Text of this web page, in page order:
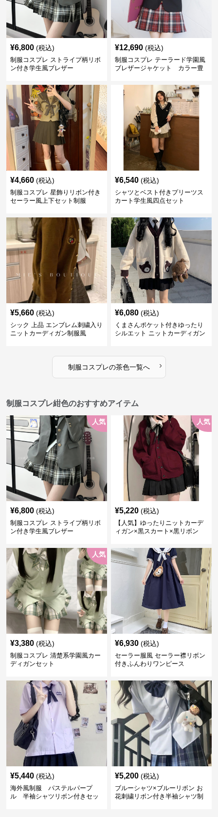
¥6,800 (税込)
制服コスプレ ストライプ柄リボ
ン付き学生風ブレザー
¥12,690 (税込)
制服コスプレ テーラード学園風
ブレザージャケット カラー豊
¥4,660 (税込)
制服コスプレ 星飾りリボン付き
セーラー風上下セット制服
¥6,540 (税込)
シャツとベスト付きプリーツス
カート学生風四点セット
¥5,660 (税込)
シック 上品 エンブレム刺繍入り
ニットカーディガン制服風
¥6,080 (税込)
くまさんポケット付きゆったり
シルエット ニットカーディガン
制服コスプレの茶色一覧へ ›
制服コスプレ紺色のおすすめアイテム
人気
¥6,800 (税込)
制服コスプレ ストライプ柄リボ
ン付き学生風ブレザー
人気
¥5,220 (税込)
【人気】ゆったりニットカーデ
ィガン×黒スカート×黒リボン
人気
¥3,380 (税込)
制服コスプレ 清楚系学園風カー
ディガンセット
¥6,930 (税込)
セーラー服風 セーラー襟リボン
付きふんわりワンピース
¥5,440 (税込)
海外風制服 パステルパープ
ル 半袖シャツリボン付きセッ
¥5,200 (税込)
ブルーシャツ×ブルーリボン お
花刺繍リボン付き半袖シャツ制